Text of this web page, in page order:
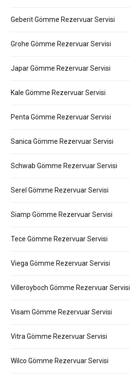
Geberit Gömme Rezervuar Servisi
Grohe Gömme Rezervuar Servisi
Japar Gömme Rezervuar Servisi
Kale Gömme Rezervuar Servisi
Penta Gömme Rezervuar Servisi
Sanica Gömme Rezervuar Servisi
Schwab Gömme Rezervuar Servisi
Serel Gömme Rezervuar Servisi
Siamp Gömme Rezervuar Servisi
Tece Gömme Rezervuar Servisi
Viega Gömme Rezervuar Servisi
Villeroyboch Gömme Rezervuar Servisi
Visam Gömme Rezervuar Servisi
Vitra Gömme Rezervuar Servisi
Wilco Gömme Rezervuar Servisi